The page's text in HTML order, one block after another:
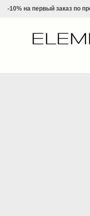
-10% напервый заказ по